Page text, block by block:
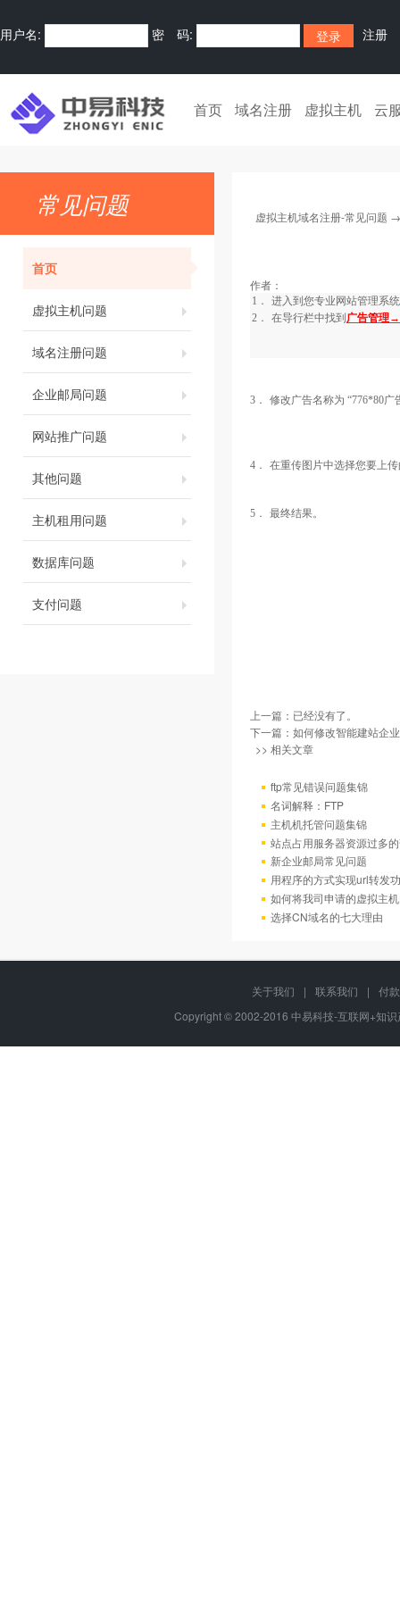
用户名: 密 码: 注册
首页 域名注册 虚拟主机 云
常见问题
首页
虚拟主机问题
域名注册问题
企业邮局问题
网站推广问题
其他问题
主机租用问题
数据库问题
支付问题
虚拟主机域名注册-常见问题
作者：
1．
进入到您专业网站管理系
2．
在导行栏中找到 广告管理
3． 修改广告名称为 “776*80广
4． 在重传图片中选择您要上
5． 最终结果。
上一篇：已经没有了。
下一篇： 如何修改智能建站企
>> 相关文章
ftp常见错误问题集锦
名词解释：FTP
主机机托管问题集锦
站点占用服务器资源过多
新企业邮局常见问题
用程序的方式实现url转发
如何将我司申请的虚拟主
选择CN域名的七大理由
关于我们 | 联系我们 |
付
Copyright © 2002-2016 中易科技-互联网+知